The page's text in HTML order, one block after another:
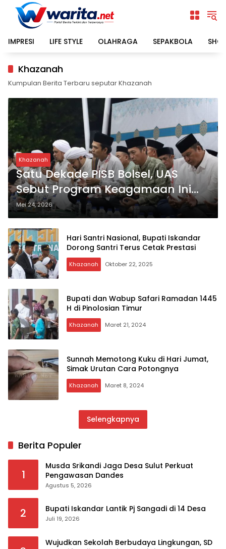
Langsung
konten
IMPRESI
LIFE STYLE OLAHRAGA SEPAKBOLA
Khazanah
Kumpulan Berita Terbaru seputar Khazanah
Khazanah
Satu Dekade PISB Bolsel, UAS
Sebut Program Keagamaan Ini
Patut Menjadi Contoh Nasional
Mei 24, 2026
Hari Santri Nasional, Bupati Iskandar
Dorong Santri Terus Cetak Prestasi
Khazanah Oktober 22, 2025
Bupati dan Wabup Safari Ramadan 1445
H di Pinolosian Timur
Khazanah Maret 21, 2024
Sunnah Memotong Kuku di Hari Jumat,
Simak Urutan Cara Potongnya
Khazanah Maret 8, 2024
Selengkapnya
Berita Populer
1
Musda Srikandi Jaga Desa Sulut Perkuat
Pengawasan Dandes
Agustus 5, 2026
2 Bupati Iskandar Lantik Pj Sangadi di 14 Desa
Juli 19, 2026
Wujudkan Sekolah Berbudaya Lingkungan, SD